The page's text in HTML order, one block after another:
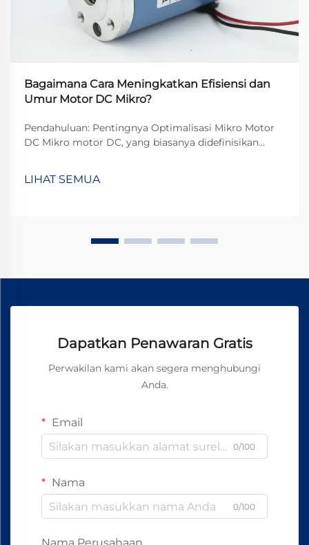
Bagaimana Cara Meningkatkan Efisiensi dan
Umur Motor DC Mikro?
Pendahuluan: Pentingnya Optimalisasi Mikro Motor
DC Mikro motor DC, yang biasanya didefinisikan
aplikasi teknologi modern. Dari perangkat medis
LIHAT SEMUA
Dapatkan Penawaran Gratis
Perwakilan kami akan segera menghubungi
Anda.
Email
0/100
Nama
0/100